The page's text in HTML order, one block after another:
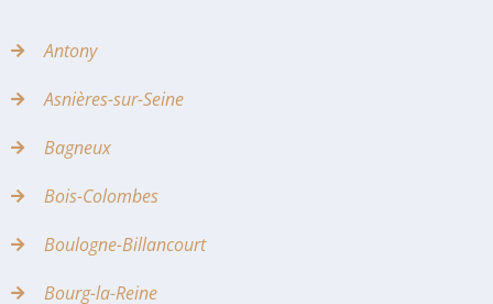
Antony
Asnières-sur-Seine
Bagneux
Bois-Colombes
Boulogne-Billancourt
Bourg-la-Reine